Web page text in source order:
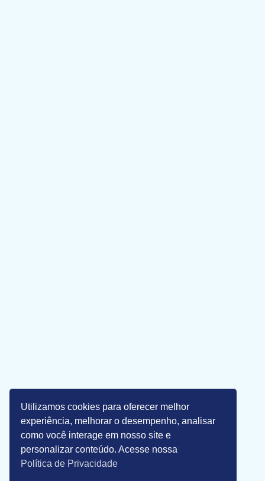
Utilizamos cookies para oferecer melhor
experiência, melhorar o desempenho, analisar
como você interage em nosso site e
personalizar conteúdo. Acesse nossa
Política de Privacidade